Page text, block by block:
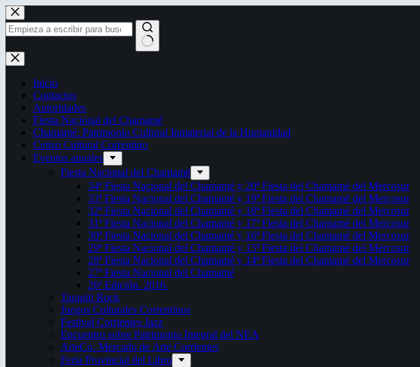
Saltar
al
contenido
Sin
resultados
Inicio
Contactos
Autoridades
Fiesta Nacional del Chamamé
Chamamé: Patrimonio Cultural Inmaterial de la Humanidad
Censo Cultural Correntino
Eventos anuales
Fiesta Nacional del Chamamé
34ª Fiesta Nacional del Chamamé y 20ª Fiesta del Chamamé del Mercosur
33ª Fiesta Nacional del Chamamé y 19ª Fiesta del Chamamé del Mercosur
32ª Fiesta Nacional del Chamamé y 18ª Fiesta del Chamamé del Mercosur
31ª Fiesta Nacional del Chamamé y 17ª Fiesta del Chamamé del Mercosur
30ª Fiesta Nacional del Chamamé y 16ª Fiesta del Chamamé del Mercosur
29ª Fiesta Nacional del Chamamé y 15ª Fiesta del Chamamé del Mercosur
28ª Fiesta Nacional del Chamamé y 14ª Fiesta del Chamamé del Mercosur
27ª Fiesta Nacional del Chamamé
26ª Edición. 2016.
Taragüi Rock
Juegos Culturales Correntinos
Festival Corrientes Jazz
Encuentro sobre Patrimonio Integral del NEA
ArteCo. Mercado de Arte Corrientes
Feria Provincial del Libro